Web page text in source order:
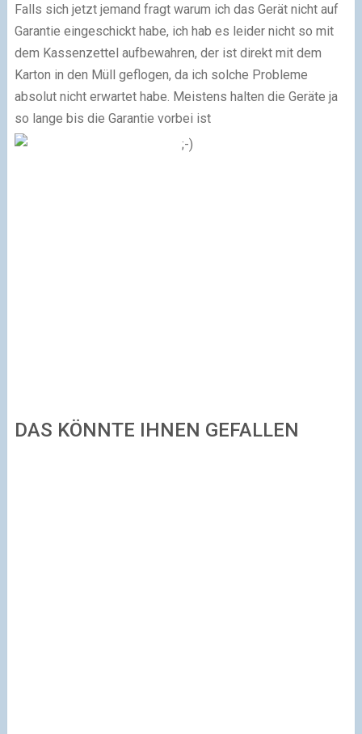
Falls sich jetzt jemand fragt warum ich das Gerät nicht auf
Garantie eingeschickt habe, ich hab es leider nicht so mit
dem Kassenzettel aufbewahren, der ist direkt mit dem
Karton in den Müll geflogen, da ich solche Probleme
absolut nicht erwartet habe. Meistens halten die Geräte ja
so lange bis die Garantie vorbei ist
DAS KÖNNTE IHNEN GEFALLEN